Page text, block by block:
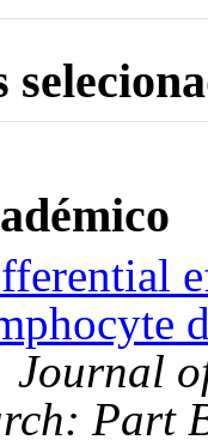
Journal
Part